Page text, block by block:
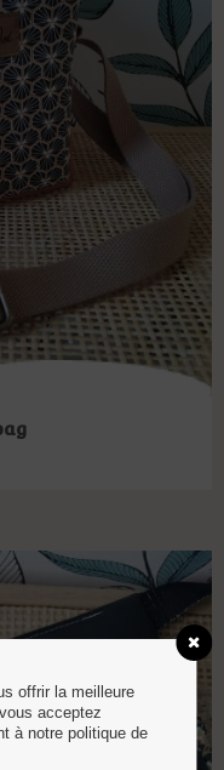
offrir la meilleure
acceptez
à notre politique de